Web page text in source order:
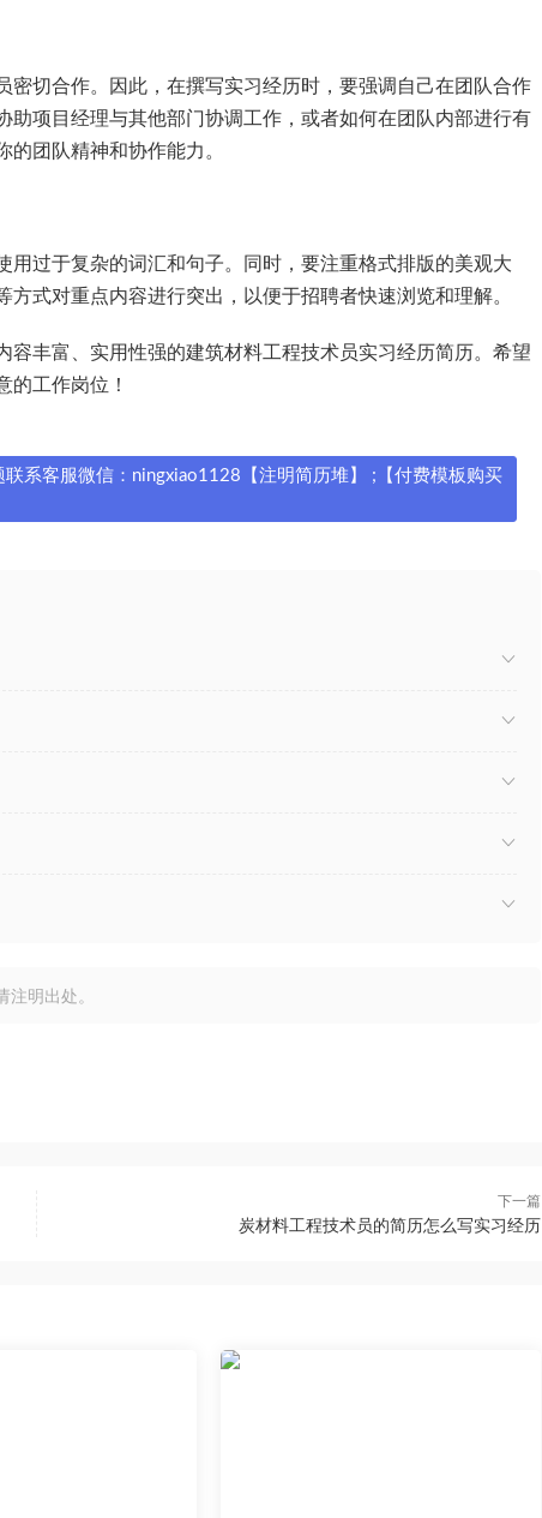
切合作。因此，在撰写实习经历时，要强调自己在团队合作
项目经理与其他部门协调工作，或者如何在团队内部进行有
团队精神和协作能力。
过于复杂的词汇和句子。同时，要注重格式排版的美观大
式对重点内容进行突出，以便于招聘者快速浏览和理解。
丰富、实用性强的建筑材料工程技术员实习经历简历。希望
工作岗位！
系客服微信：ningxiao1128【注明简历堆】 ;【付费模板购买
注明出处。
下一篇
炭材料工程技术员的简历怎么写实习经历